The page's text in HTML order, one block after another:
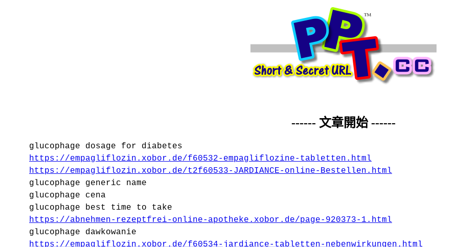
------ 文章開始 ------
glucophage dosage for diabetes
https://empagliflozin.xobor.de/f60532-empagliflozine-tabletten.html
https://empagliflozin.xobor.de/t2f60533-JARDIANCE-online-Bestellen.html
glucophage generic name
glucophage cena
glucophage best time to take
https://abnehmen-rezeptfrei-online-apotheke.xobor.de/page-920373-1.html
glucophage dawkowanie
https://empagliflozin.xobor.de/f60534-jardiance-tabletten-nebenwirkungen.html